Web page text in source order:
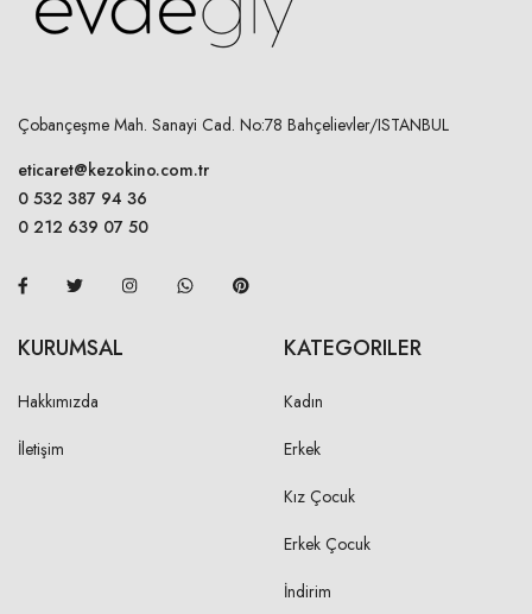
Çobançeşme Mah. Sanayi Cad. No:78 Bahçelievler/ISTANBUL
eticaret@kezokino.com.tr
0 532 387 94 36
0 212 639 07 50
KURUMSAL
Hakkımızda
İletişim
KATEGORILER
Kadın
Erkek
Kız Çocuk
Erkek Çocuk
İndirim